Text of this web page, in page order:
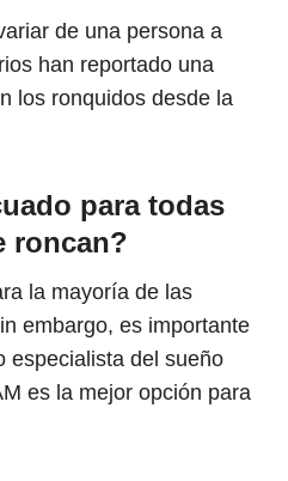
de una persona a
han reportado una
los ronquidos desde la
para todas
roncan?
la mayoría de las
embargo, es importante
especialista del sueño
es la mejor opción para